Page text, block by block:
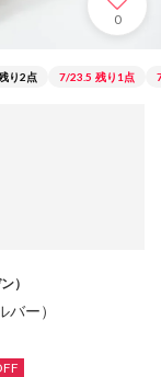
0
り2点 7/23.5 残り1点
）
ー）